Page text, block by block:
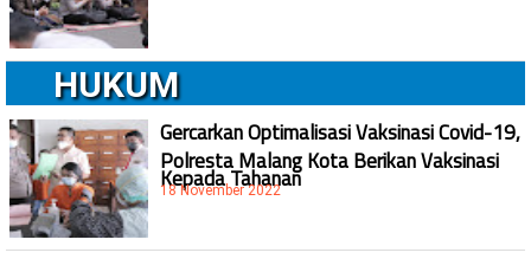
HUKUM
Gercarkan Optimalisasi Vaksinasi Covid-19,
Polresta Malang Kota Berikan Vaksinasi
Kepada Tahanan
18 November 2022